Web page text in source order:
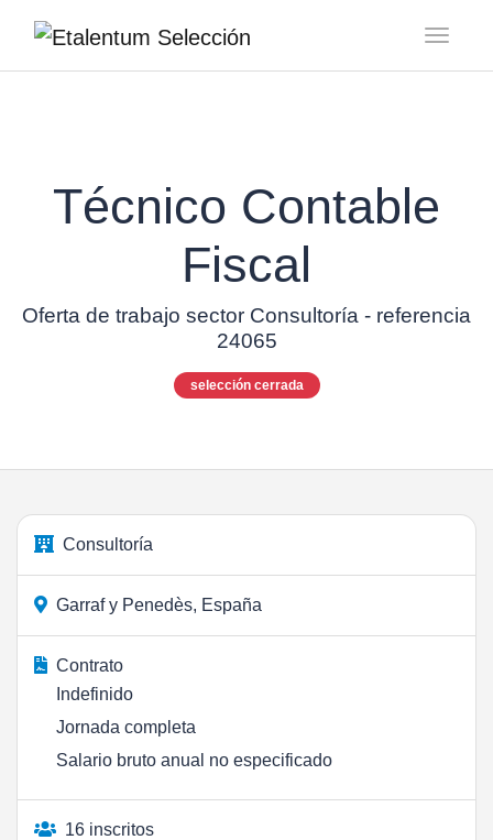
Técnico Contable
Fiscal
Oferta de trabajo sector Consultoría - referencia
24065
selección cerrada
Consultoría
Garraf y Penedès, España
Contrato
Indefinido
Jornada completa
Salario bruto anual no especificado
16 inscritos